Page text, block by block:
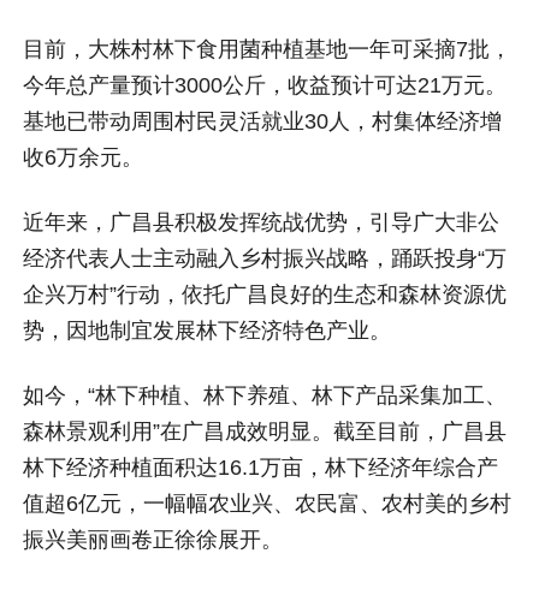
目前，大株村林下食用菌种植基地一年可采摘7批，
今年总产量预计3000公斤，收益预计可达21万元。
基地已带动周围村民灵活就业30人，村集体经济增
收6万余元。
近年来，广昌县积极发挥统战优势，引导广大非公
经济代表人士主动融入乡村振兴战略，踊跃投身“万
企兴万村”行动，依托广昌良好的生态和森林资源优
势，因地制宜发展林下经济特色产业。
如今，“林下种植、林下养殖、林下产品采集加工、
森林景观利用”在广昌成效明显。截至目前，广昌县
林下经济种植面积达16.1万亩，林下经济年综合产
值超6亿元，一幅幅农业兴、农民富、农村美的乡村
振兴美丽画卷正徐徐展开。